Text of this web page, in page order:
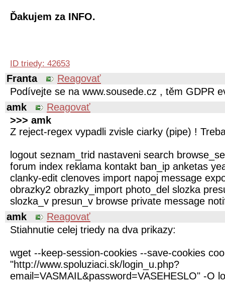
Ďakujem za INFO.
ID triedy: 42653
Franta
Reagovať
Podívejte se na www.sousede.cz , těm GDPR
amk
Reagovať
>>> amk
Z reject-regex vypadli zvisle ciarky (pipe) !
logout seznam_trid nastaveni search
forum index reklama kontakt ban_ip anketas
clanky-edit clenoves import napoj message
obrazky2 obrazky_import photo_del slozka
slozka_v presun_v browse private message
amk
Reagovať
Stiahnutie celej triedy na dva prikazy:
wget --keep-session-cookies --save-cookies
"http://www.spoluziaci.sk/login_u.php?
email=VASMAIL&password=VASEHESLO" -O